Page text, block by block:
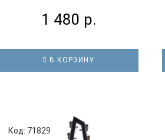
1 480 р.
В КОРЗИНУ
Код: 71829